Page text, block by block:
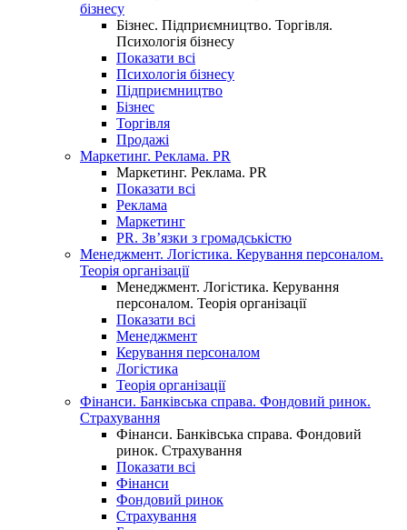
бізнесу
Бізнес. Підприємництво. Торгівля.
Психологія бізнесу
Показати всі
Психологія бізнесу
Підприємництво
Бізнес
Торгівля
Продажі
Маркетинг. Реклама. PR
Маркетинг. Реклама. PR
Показати всі
Реклама
Маркетинг
PR. Зв’язки з громадськістю
Менеджмент. Логістика. Керування персоналом.
Теорія організації
Менеджмент. Логістика. Керування
персоналом. Теорія організації
Показати всі
Менеджмент
Керування персоналом
Логістика
Теорія організації
Фінанси. Банківська справа. Фондовий ринок.
Страхування
Фінанси. Банківська справа. Фондовий
ринок. Страхування
Показати всі
Фінанси
Фондовий ринок
Страхування